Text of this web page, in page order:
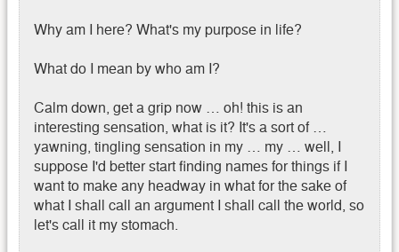
Why am I here? What's my purpose in life?
What do I mean by who am I?
Calm down, get a grip now … oh! this is an
interesting sensation, what is it? It's a sort of …
yawning, tingling sensation in my … my … well, I
suppose I'd better start finding names for things if I
want to make any headway in what for the sake of
what I shall call an argument I shall call the world, so
let's call it my stomach.